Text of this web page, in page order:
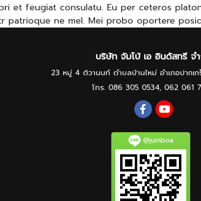
et feugiat consulatu. Eu per ceteros
patrioque ne mel. Mei probo oportere
บริษัท จัมโบ้ เอ อินดัสทรี จ
23 หมู่ 4 ติวานนท์ ตำบลบ้านใหม่ อำเภอปากเ
โทร. 086 305 0534, 062 061
@jumboa